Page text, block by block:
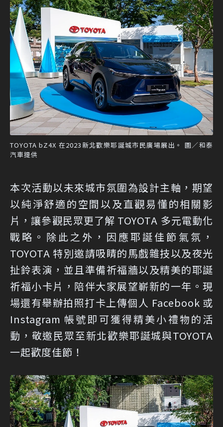
TOYOTA bZ4X 在2023新北歡樂耶誕城市民廣場展出。 圖／和泰
汽車提供
本次活動以未來城市氛圍為設計主軸，期望
以純淨舒適的空間以及直觀易懂的相關影
片，讓參觀民眾更了解 TOYOTA 多元電動化
戰略。除此之外，因應耶誕佳節氣氛，
TOYOTA 特別邀請吸睛的馬戲雜技以及夜光
扯鈴表演，並且準備祈福牆以及精美的耶誕
祈福小卡片，陪伴大家展望嶄新的一年。現
場還有舉辦拍照打卡上傳個人 Facebook 或
Instagram 帳號即可獲得精美小禮物的活
動，敬邀民眾至新北歡樂耶誕城與TOYOTA
一起歡度佳節！